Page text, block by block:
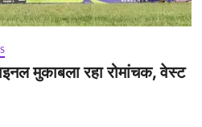
मुकाबला रहा रोमांचक, वेस्ट